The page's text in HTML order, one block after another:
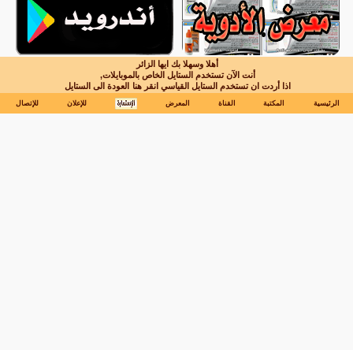
أهلا وسهلا بك ايها الزائر
أنت الآن تستخدم الستايل الخاص بالموبايلات,
اذا أردت ان تستخدم الستايل القياسي انقر هنا العودة الى الستايل
الرئيسية المكتبة القناة المعرض للإعلان للإتصال